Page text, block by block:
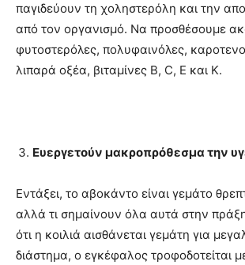
παγιδεύουν τη χοληστερόλη και την
από τον οργανισμό. Να προσθέσουμε
φυτοστερόλες, πολυφαινόλες,
λιπαρά οξέα, βιταμίνες Β, C, E και K.
Ευεργετούν μακροπρόθεσμα την
Εντάξει, το αβοκάντο είναι γεμάτο
αλλά τι σημαίνουν όλα αυτά στην
ότι η κοιλιά αισθάνεται γεμάτη για
διάστημα, ο εγκέφαλος τροφοδοτείται